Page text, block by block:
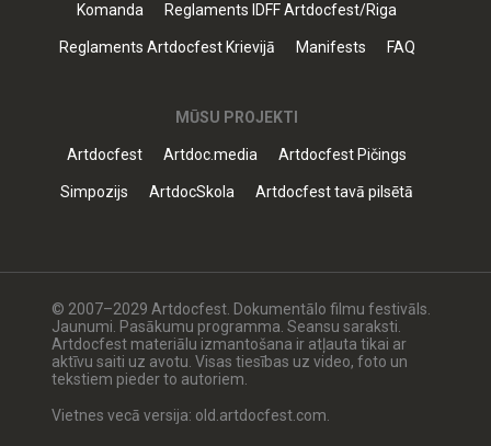
Komanda Reglaments IDFF Artdocfest/Riga
Reglaments Artdocfest Krievijā Manifests FAQ
MŪSU PROJEKTI
Artdocfest Artdoc.media Artdocfest Pičings
Simpozijs ArtdocSkola Artdocfest tavā pilsētā
© 2007–2029 Artdocfest. Dokumentālo filmu festivāls.
Jaunumi. Pasākumu programma. Seansu saraksti.
Artdocfest materiālu izmantošana ir atļauta tikai ar
aktīvu saiti uz avotu. Visas tiesības uz video, foto un
tekstiem pieder to autoriem.
Vietnes vecā versija: old.artdocfest.com.